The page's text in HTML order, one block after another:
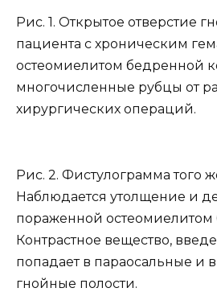
Рис. 1. Открытое отверстие
пациента с хроническим
остеомиелитом бедренной
многочисленные рубцы от
хирургических операций.
Рис. 2. Фистулограмма того
Наблюдается утолщение и
пораженной остеомиелитом
Контрастное вещество,
попадает в параосальные и
гнойные полости.